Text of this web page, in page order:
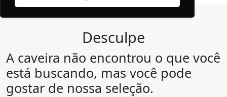
Desculpe
A caveira não encontrou o que você
está buscando, mas você pode
gostar de nossa seleção.